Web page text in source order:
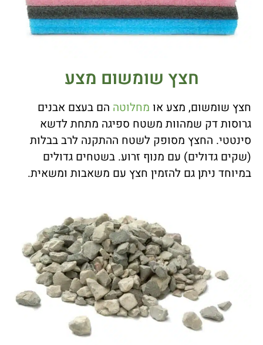
חצץ שומשום מצע
חצץ שומשום, מצע או מחלוטה הם בעצם אבנים
גרוסות דק שמהוות משטח ספיגה מתחת לדשא
סינטטי. החצץ מסופק לשטח ההתקנה לרב בבלות
(שקים גדולים) עם מנוף זרוע. בשטחים גדולים
במיוחד ניתן גם להזמין חצץ עם משאבות ומשאית.